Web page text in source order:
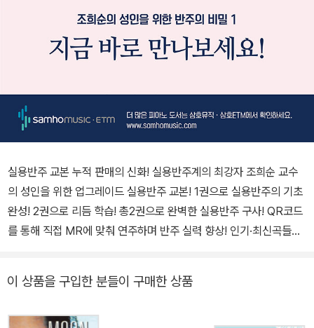
실용반주 교본 누적 판매의 신화! 실용반주계의 최강자 조희순 교수
의 성인을 위한 업그레이드 실용반주 교본! 1권으로 실용반주의 기초
완성! 2권으로 리듬 학습! 총2권으로 완벽한 실용반주 구사! QR코드
를 통해 직접 MR에 맞춰 연주하며 반주 실력 향상! 인기·최신곡들을
이 상품을 구입한 분들이 구매한 상품